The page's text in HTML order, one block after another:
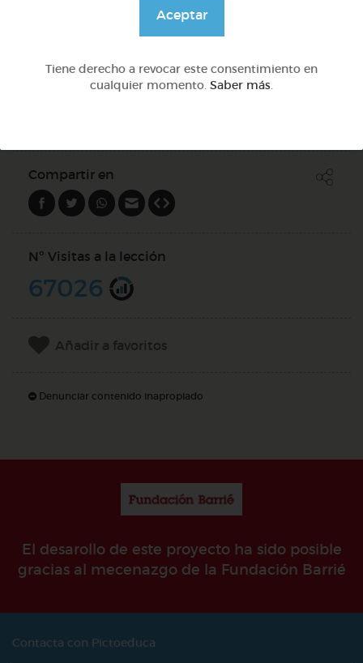
Compartir en
Nº Visitas a la lección
67026
Añadir a favoritos
Denunciar contenido inapropiado
El desarollo de este proyecto ha sido posible
gracias al mecenazgo de la Fundación Barrié
Contacta con Pictoeduca
Aceptar
Tiene derecho a revocar este consentimiento en
cualquier momento. Saber más.